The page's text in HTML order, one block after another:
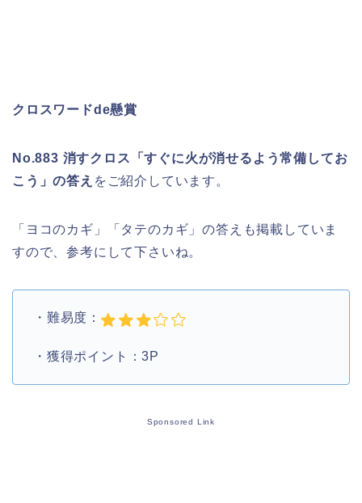
クロスワードde懸賞
No.883 消すクロス「すぐに火が消せるよう常備してお
こう」の答え をご紹介しています。
「ヨコのカギ」「タテのカギ」の答えも掲載していま
すので、参考にして下さいね。
・難易度：
・獲得ポイント：3P
Sponsored Link